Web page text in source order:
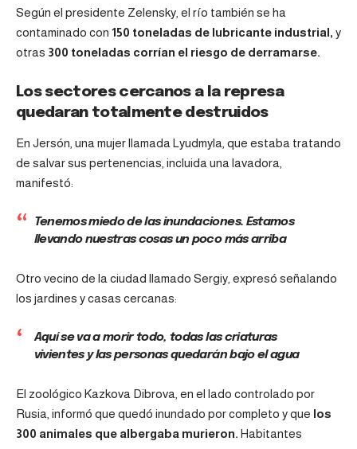
Según el presidente Zelensky, el río también se ha
contaminado con 150 toneladas de lubricante industrial, y
otras 300 toneladas corrían el riesgo de derramarse.
Los sectores cercanos a la represa
quedaran totalmente destruidos
En Jersón, una mujer llamada Lyudmyla, que estaba tratando
de salvar sus pertenencias, incluida una lavadora,
manifestó:
Tenemos miedo de las inundaciones. Estamos
llevando nuestras cosas un poco más arriba
Otro vecino de la ciudad llamado Sergiy, expresó señalando
los jardines y casas cercanas:
Aquí se va a morir todo, todas las criaturas
vivientes y las personas quedarán bajo el agua
El zoológico Kazkova Dibrova , en el lado controlado por
Rusia, informó que quedó inundado por completo y que los
300 animales que albergaba murieron. Habitantes